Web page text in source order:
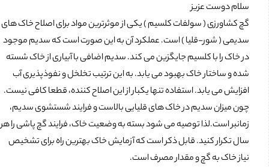
سلام دوست عزیز
گچ کشاورزی ( سولفات کلسیم ) یکی از موثرترین مواد برای اصلاح خاک های
سدیمی ( شور-قلیا ) است. عملکرد آن به این صورت است که سدیم موجود
در خاک را با کلسیم جایگزین می کند. سدیم اضافی با آبیاری از خاک شسته
شده و ساختار خاک بهبود می یابد. به این ترتیب تخلخل و نفوذپذیری آب
افزایش می یابد. استفاده تنها یکبار از این اصلاح کننده، قطعا کافی نیست.
چون میزان سدیم در خاک های قلیایی بالاست و فرایند شستشوی سدیم،
زمانبر است.لذا توصیه می شود بسته به وضعیت خاک، فرایند گچ پاشی را هر
سال تکرار کنید. قابل ذکر است که آزمایش خاک بهترین راه برای تشخیص
نیاز خاک به گچ و مقدار مصرف است.